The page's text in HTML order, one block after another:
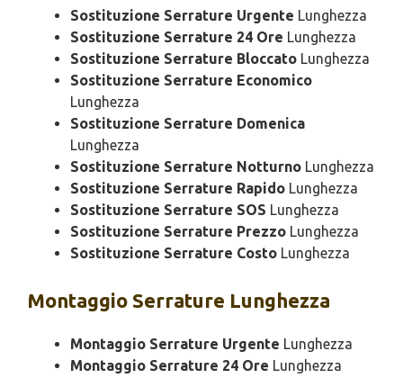
Sostituzione Serrature Urgente Lunghezza
Sostituzione Serrature 24 Ore Lunghezza
Sostituzione Serrature Bloccato Lunghezza
Sostituzione Serrature Economico
Lunghezza
Sostituzione Serrature Domenica
Lunghezza
Sostituzione Serrature Notturno Lunghezza
Sostituzione Serrature Rapido Lunghezza
Sostituzione Serrature SOS Lunghezza
Sostituzione Serrature Prezzo Lunghezza
Sostituzione Serrature Costo Lunghezza
Montaggio Serrature Lunghezza
Montaggio Serrature Urgente Lunghezza
Montaggio Serrature 24 Ore Lunghezza